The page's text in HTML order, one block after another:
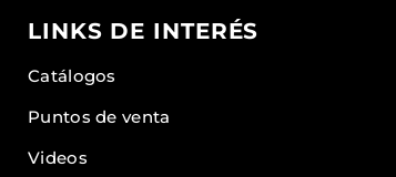
LINKS DE INTERÉS
Catálogos
Puntos de venta
Videos